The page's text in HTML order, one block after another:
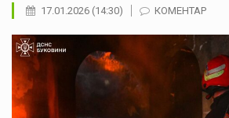
17.01.2026 (14:30) КОМЕНТАР